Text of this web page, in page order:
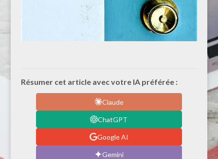
Résumer cet article avec votre IA préférée :
Claude
ChatGPT
Google AI
Gemini